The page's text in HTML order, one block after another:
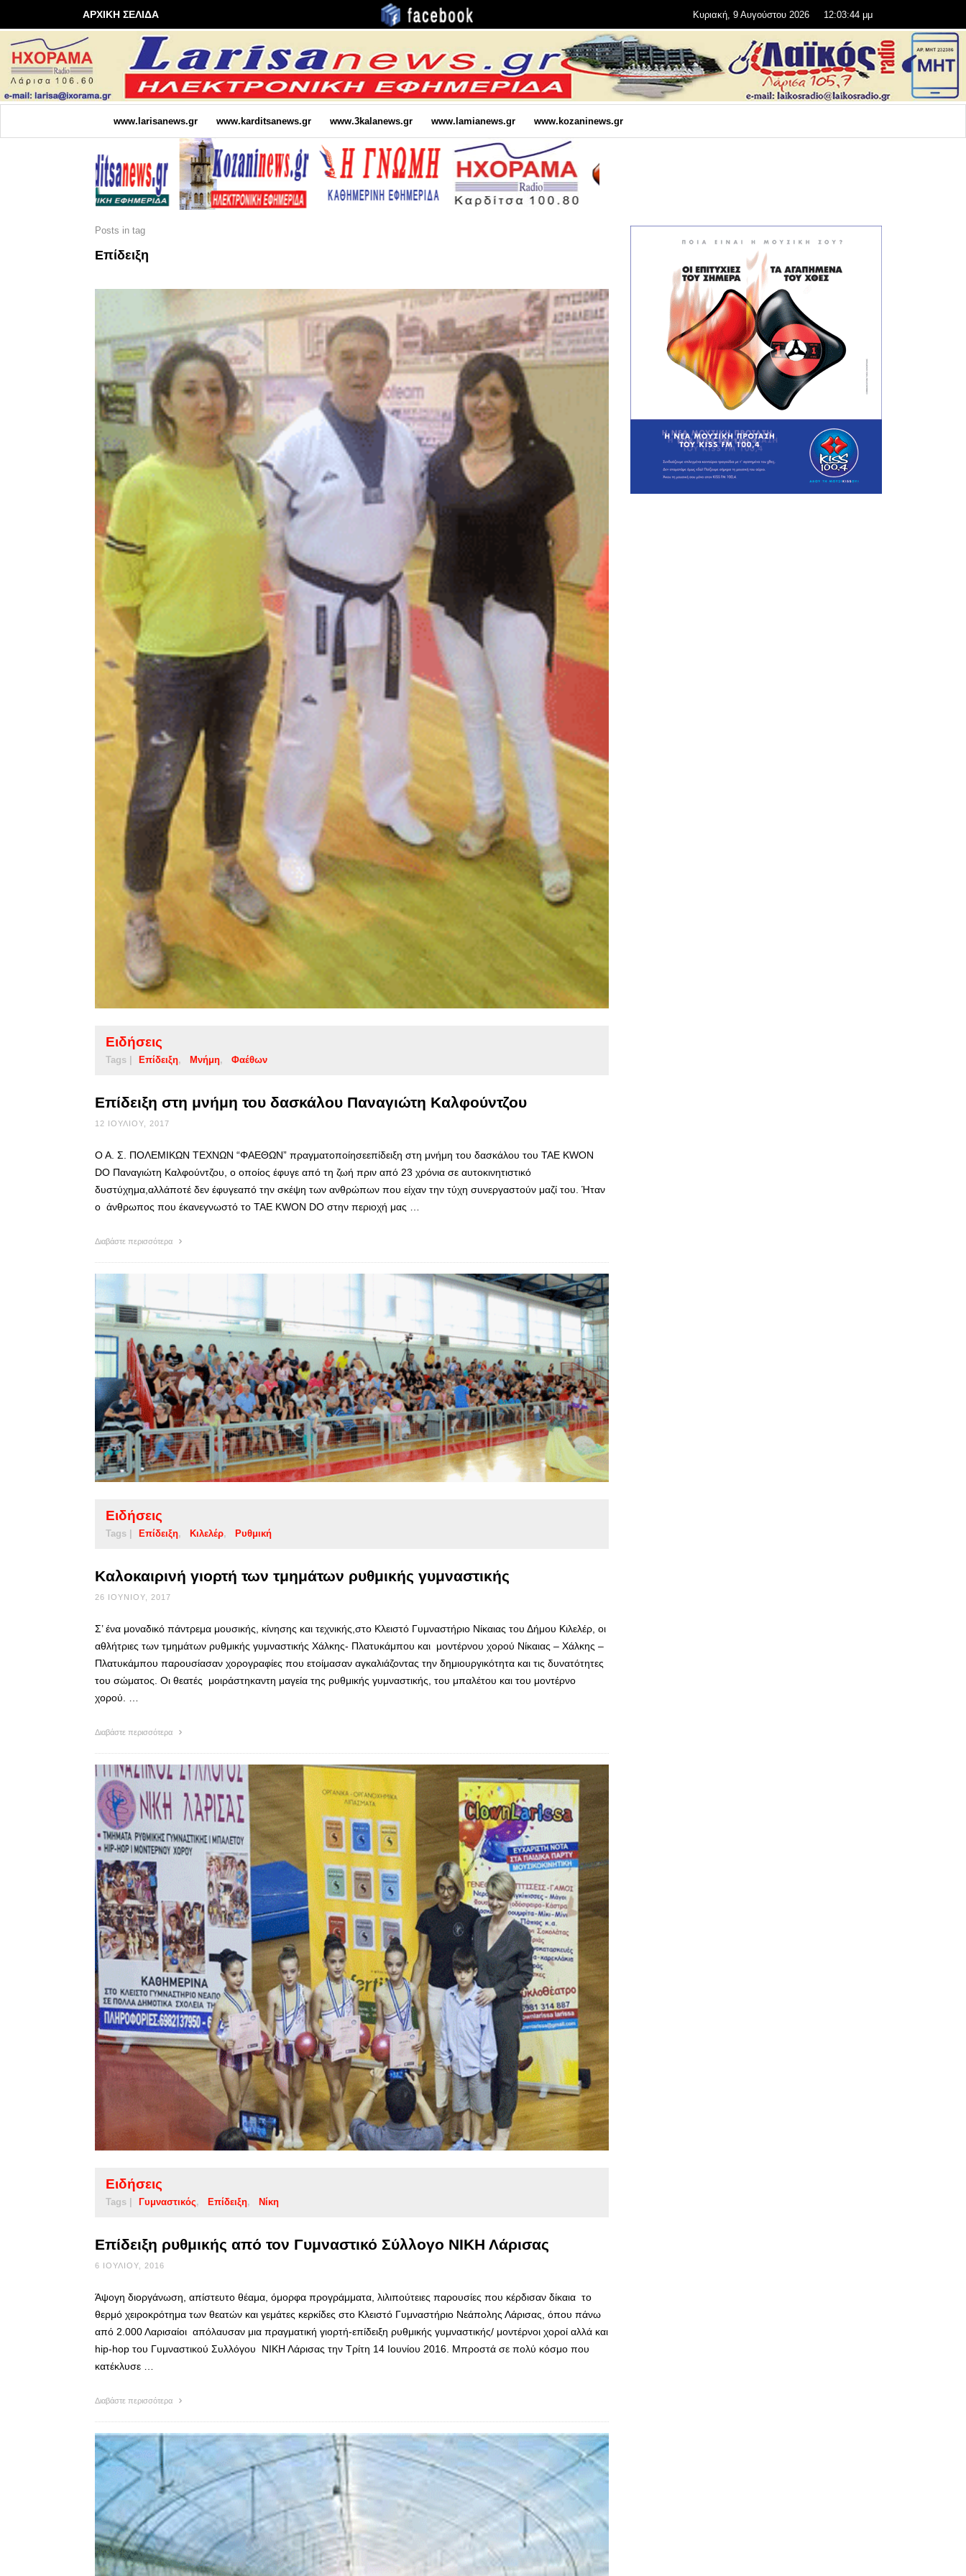
ΑΡΧΙΚΗ ΣΕΛΙΔΑ Κυριακή, 9 Αυγούστου 2026 12:03:46 μμ
www.larisanews.gr www.karditsanews.gr www.3kalanews.gr www.lamianews.gr www.kozaninews.gr
Posts in tag
Επίδειξη
Ειδήσεις
Tags | Επίδειξη Μνήμη Φαέθων
Επίδειξη στη μνήμη του δασκάλου Παναγιώτη Καλφούντζου
12 ΙΟΥΛΊΟΥ, 2017
Ο Α. Σ. ΠΟΛΕΜΙΚΩΝ ΤΕΧΝΩΝ “ΦΑΕΘΩΝ” πραγματοποίησεεπίδειξη στη μνήμη του δασκάλου του TAE KWON
DO Παναγιώτη Καλφούντζου, ο οποίος έφυγε από τη ζωή πριν από 23 χρόνια σε αυτοκινητιστικό
δυστύχημα,αλλάποτέ δεν έφυγεαπό την σκέψη των ανθρώπων που είχαν την τύχη συνεργαστούν μαζί του. Ήταν
ο άνθρωπος που έκανεγνωστό το TAE KWON DO στην περιοχή μας …
Διαβάστε περισσότερα
Ειδήσεις
Tags | Επίδειξη Κιλελέρ Ρυθμική
Καλοκαιρινή γιορτή των τμημάτων ρυθμικής γυμναστικής
26 ΙΟΥΝΊΟΥ, 2017
Σ’ ένα μοναδικό πάντρεμα μουσικής, κίνησης και τεχνικής,στο Κλειστό Γυμναστήριο Νίκαιας του Δήμου Κιλελέρ, οι
αθλήτριες των τμημάτων ρυθμικής γυμναστικής Χάλκης- Πλατυκάμπου και μοντέρνου χορού Νίκαιας – Χάλκης –
Πλατυκάμπου παρουσίασαν χορογραφίες που ετοίμασαν αγκαλιάζοντας την δημιουργικότητα και τις δυνατότητες
του σώματος. Οι θεατές μοιράστηκαντη μαγεία της ρυθμικής γυμναστικής, του μπαλέτου και του μοντέρνο
χορού. …
Διαβάστε περισσότερα
Ειδήσεις
Tags | Γυμναστικός Επίδειξη Νίκη
Επίδειξη ρυθμικής από τον Γυμναστικό Σύλλογο ΝΙΚΗ Λάρισας
6 ΙΟΥΛΊΟΥ, 2016
Άψογη διοργάνωση, απίστευτο θέαμα, όμορφα προγράμματα, λιλιπούτειες παρουσίες που κέρδισαν δίκαια το
θερμό χειροκρότημα των θεατών και γεμάτες κερκίδες στο Κλειστό Γυμναστήριο Νεάπολης Λάρισας, όπου πάνω
από 2.000 Λαρισαίοι απόλαυσαν μια πραγματική γιορτή-επίδειξη ρυθμικής γυμναστικής/ μοντέρνοι χοροί αλλά και
hip-hop του Γυμναστικού Συλλόγου ΝΙΚΗ Λάρισας την Τρίτη 14 Ιουνίου 2016. Μπροστά σε πολύ κόσμο που
κατέκλυσε …
Διαβάστε περισσότερα